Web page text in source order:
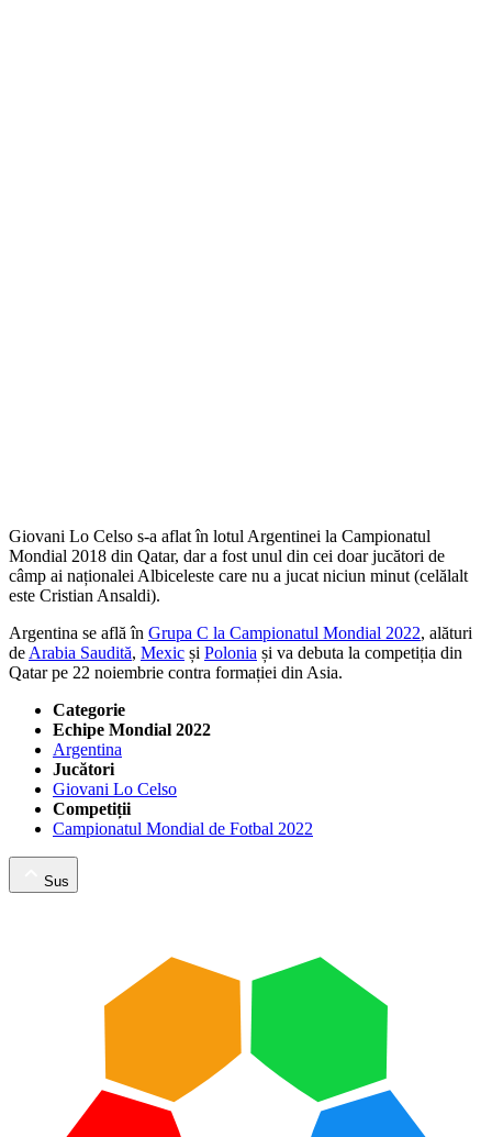
Giovani Lo Celso s-a aflat în lotul Argentinei la Campionatul
Mondial 2018 din Qatar, dar a fost unul din cei doar jucători de
câmp ai naționalei Albiceleste care nu a jucat niciun minut (celălalt
este Cristian Ansaldi).
Argentina se află în Grupa C la Campionatul Mondial 2022, alături
de Arabia Saudită, Mexic și Polonia și va debuta la competiția din
Qatar pe 22 noiembrie contra formației din Asia.
Categorie
Echipe Mondial 2022
Argentina
Jucători
Giovani Lo Celso
Competiții
Campionatul Mondial de Fotbal 2022
Sus